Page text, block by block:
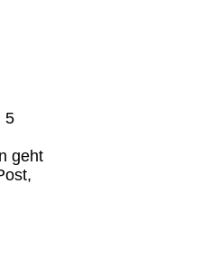
5
geht